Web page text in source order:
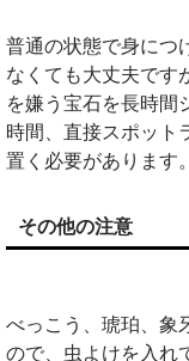
普通の状態で身につ
なくても大丈夫です
を嫌う宝石を長時間
時間、直接スポット
置く必要があります。
その他の注意
べっこう、琥珀、象
ので、虫よけを入れ